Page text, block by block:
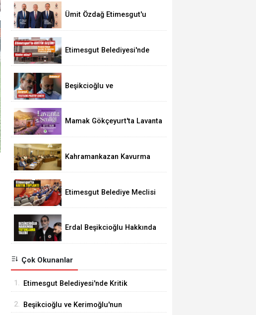
Ümit Özdağ Etimesgut'u
Etimesgut Belediyesi'nde
Beşikcioğlu ve
Pozitif Çıktı
Mamak Gökçeyurt'ta Lavanta
Kahramankazan Kavurma
Etimesgut Belediye Meclisi
Erdal Beşikcioğlu Hakkında
Çok Okunanlar
1. Etimesgut Belediyesi'nde Kritik
2. Beşikcioğlu ve Kerimoğlu'nun